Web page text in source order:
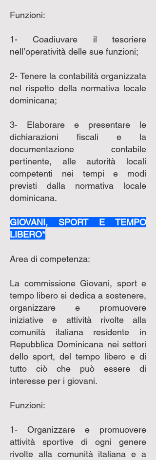
Funzioni:
1- Coadiuvare il tesoriere
nell’operatività delle sue funzioni;
2- Tenere la contabilità organizzata
nel rispetto della normativa locale
dominicana;
3- Elaborare e presentare le
dichiarazioni fiscali e la
documentazione contabile
pertinente, alle autorità locali
competenti nei tempi e modi
previsti dalla normativa locale
dominicana.
GIOVANI, SPORT E TEMPO
LIBERO*
Area di competenza:
La commissione Giovani, sport e
tempo libero si dedica a sostenere,
organizzare e promuovere
iniziative e attività rivolte alla
comunità italiana residente in
Repubblica Dominicana nei settori
dello sport, del tempo libero e di
tutto ciò che può essere di
interesse per i giovani.
Funzioni:
1- Organizzare e promuovere
attività sportive di ogni genere
rivolte alla comunità italiana e a